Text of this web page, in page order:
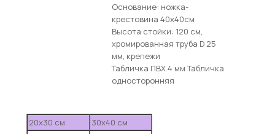
Основание: ножка-
крестовина 40х40см
Высота стойки: 120 см,
хромированная труба D 25
мм, крепежи
Табличка ПВХ 4 мм Табличка
односторонняя
20х30 см
30х40 см